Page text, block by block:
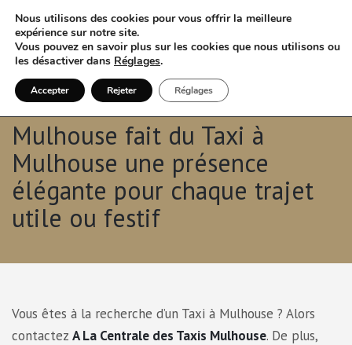
A La Centrale des Taxis
Mulhouse fait du Taxi à
Mulhouse une présence
élégante pour chaque trajet
utile ou festif
Vous êtes à la recherche d’un Taxi à Mulhouse ? Alors
contactez A La Centrale des Taxis Mulhouse. De plus,
Nous utilisons des cookies pour vous offrir la meilleure
expérience sur notre site.
Vous pouvez en savoir plus sur les cookies que nous utilisons ou
les désactiver dans Réglages.
Accepter Rejeter Réglages